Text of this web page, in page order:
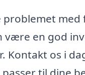
en god
Kontakt os i